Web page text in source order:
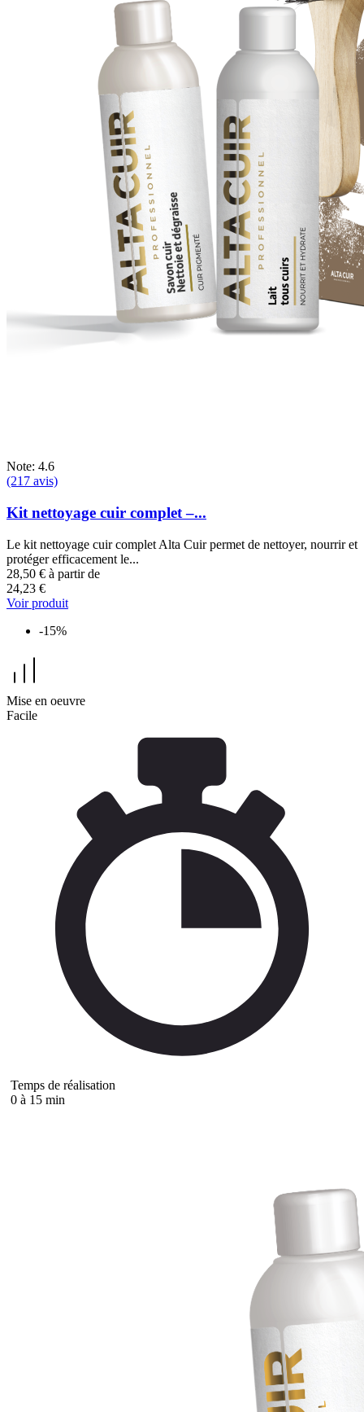
Note: 4.6
(217 avis)
Kit nettoyage cuir complet –...
Le kit nettoyage cuir complet Alta Cuir permet de nettoyer, nourrir et
protéger efficacement le...
28,50 € à partir de
24,23 €
Voir produit
-15%
Mise en oeuvre
Facile
Temps de réalisation
0 à 15 min